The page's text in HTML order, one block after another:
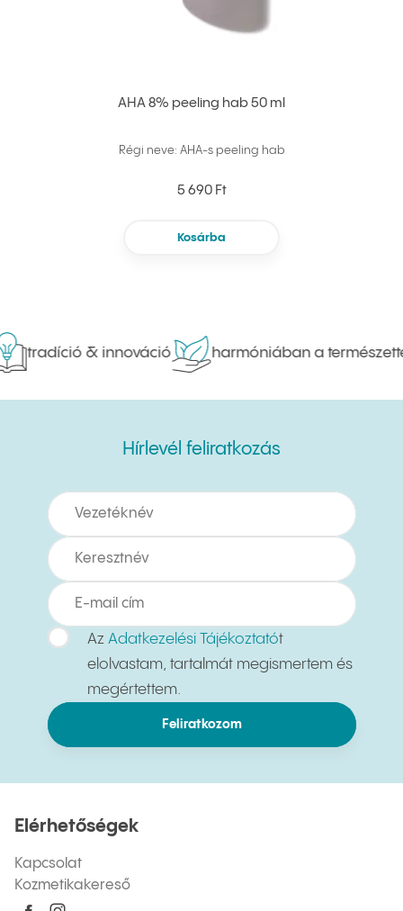
AHA 8% peeling hab 50 ml
Régi neve: AHA-s peeling hab
5 690 Ft
Kosárba
tradíció & innováció harmóniában a természettel
Hírlevél feliratkozásHírlevél feliratkozás
Az Adatkezelési Tájékoztatót
elolvastam, tartalmát megismertem és
megértettem.
Feliratkozom
Elérhetőségek
Kapcsolat
Kozmetikakereső